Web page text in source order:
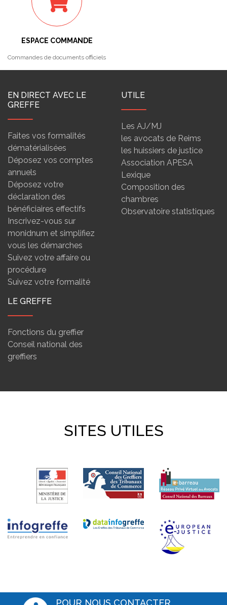
ESPACE COMMANDE
Commandes de documents officiels
EN DIRECT AVEC LE
GREFFE
Faites vos formalités
dématérialisées
Déposez vos comptes
annuels
Déposez votre
déclaration des
bénéficiaires effectifs
Inscrivez-vous sur
monidnum et simplifiez
vous les démarches
Suivez votre affaire ou
procédure
Suivez votre formalité
UTILE
Les AJ/MJ
les avocats de Reims
les huissiers de justice
Association APESA
Lexique
Composition des
chambres
Observatoire statistiques
LE GREFFE
Fonctions du greffier
Conseil national des
greffiers
SITES UTILES
POUR NOUS CONTACTER